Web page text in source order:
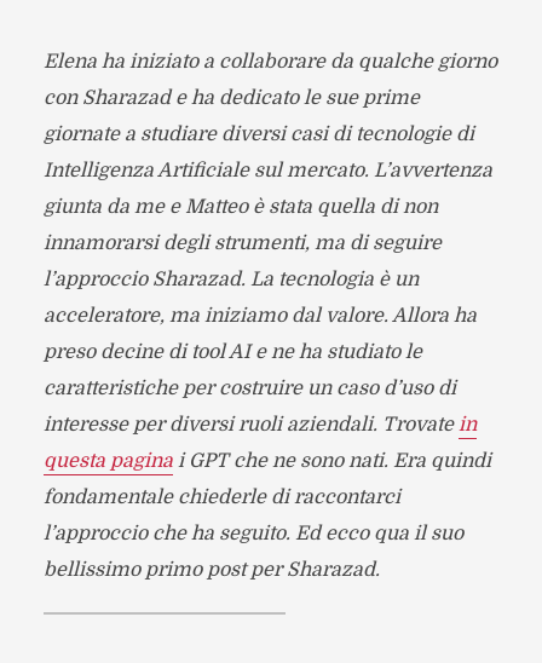
Elena ha iniziato a collaborare da qualche giorno
con Sharazad e ha dedicato le sue prime
giornate a studiare diversi casi di tecnologie di
Intelligenza Artificiale sul mercato. L’avvertenza
giunta da me e Matteo è stata quella di non
innamorarsi degli strumenti, ma di seguire
l’approccio Sharazad. La tecnologia è un
acceleratore, ma iniziamo dal valore. Allora ha
preso decine di tool AI e ne ha studiato le
caratteristiche per costruire un caso d’uso di
interesse per diversi ruoli aziendali. Trovatein
questa paginai GPT che ne sono nati. Era quindi
fondamentale chiederle di raccontarci
l’approccio che ha seguito. Ed ecco qua il suo
bellissimo primo post per Sharazad.